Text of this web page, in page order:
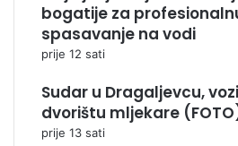
bogatije za
spasavanje na vodi
prije 12 sati
Sudar u Dragaljevcu,
dvorištu mljekare
prije 13 sati